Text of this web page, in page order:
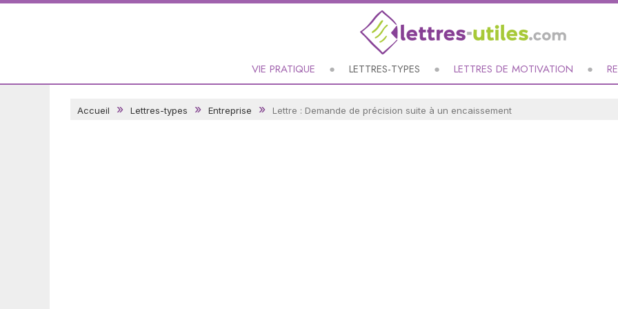
VIE PRATIQUE LETTRES-TYPES LETTRES DE MOTIVATION
Accueil Lettres-types Entreprise Lettre : Demande de précision suite à un encaissement